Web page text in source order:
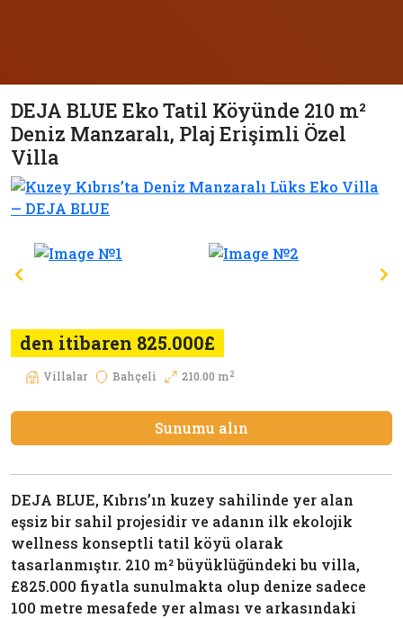
DEJA BLUE Eko Tatil Köyünde 210 m²
Deniz Manzaralı, Plaj Erişimli Özel
Villa
den itibaren 825.000£
Villalar Bahçeli 210.00 m2
Sunumu alın
DEJA BLUE, Kıbrıs’ın kuzey sahilinde yer alan
eşsiz bir sahil projesidir ve adanın ilk ekolojik
wellness konseptli tatil köyü olarak
tasarlanmıştır. 210 m² büyüklüğündeki bu villa,
£825.000 fiyatla sunulmakta olup denize sadece
100 metre mesafede yer alması ve arkasındaki